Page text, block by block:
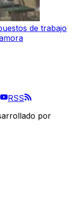
de trabajo
RSS
por